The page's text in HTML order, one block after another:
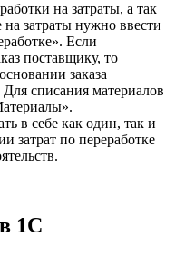
на затраты, а так
затраты нужно ввести
Если
поставщику, то
заказа
списания материалов
в себе как один, так и
затрат по переработке
1С